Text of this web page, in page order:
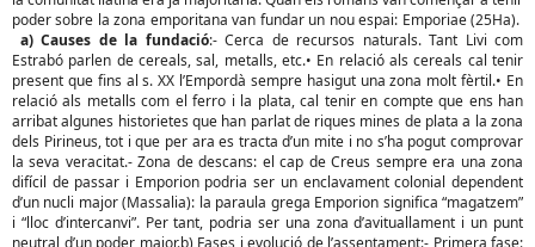
poder sobre la zona emporitana van fundar un nou espai: Emporiae (25Ha).
a) Causes de la fundació:- Cerca de recursos naturals. Tant Livi com
Estrabó parlen de cereals, sal, metalls, etc.• En relació als cereals cal tenir
present que fins al s. XX l’Empordà sempre hasigut una zona molt fèrtil.• En
relació als metalls com el ferro i la plata, cal tenir en compte que ens han
arribat algunes historietes que han parlat de riques mines de plata a la zona
dels Pirineus, tot i que per ara es tracta d’un mite i no s’ha pogut comprovar
la seva veracitat.- Zona de descans: el cap de Creus sempre era una zona
difícil de passar i Emporion podria ser un enclavament colonial dependent
d’un nucli major (Massalia): la paraula grega Emporion significa “magatzem”
i “lloc d’intercanvi”. Per tant, podria ser una zona d’avituallament i un punt
neutral d’un poder major.b) Fases i evolució de l’assentament:- Primera fase: